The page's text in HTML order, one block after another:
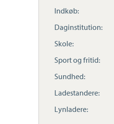
Indkøb:
Daginstitution:
Skole:
Sport og fritid:
Sundhed:
Ladestandere:
Lynladere: